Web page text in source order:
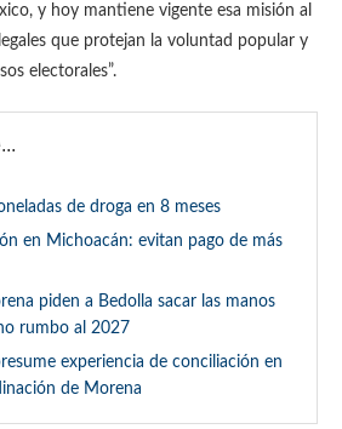
y hoy mantiene vigente esa misión al
que protejan la voluntad popular y
electorales”.
de droga en 8 meses
en Michoacán: evitan pago de más
piden a Bedolla sacar las manos
rumbo al 2027
experiencia de conciliación en
de Morena